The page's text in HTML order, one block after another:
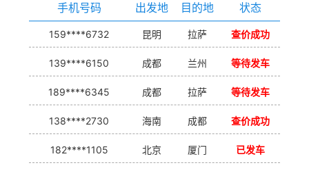
手机号码
出发地 目的地 状态
159****6732 昆明 拉萨 查价成功
139****6150 成都 兰州 等待发车
189****6345 成都 拉萨 等待发车
138****2730 海南 成都 查价成功
182****1105 北京 厦门 已发车